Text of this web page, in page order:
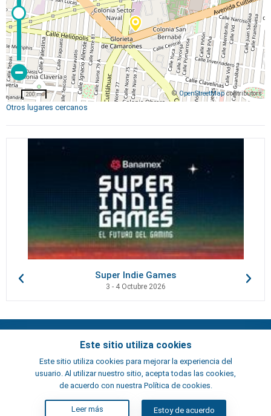
© OpenStreetMapcontributors
200 m
Otros lugares cercanos
Super Indie Games
3 - 4 Octubre 2026
Este sitio utiliza cookies
Este sitio utiliza cookies para mejorar la experiencia del
usuario. Al utilizar nuestro sitio, acepta todas las cookies,
de acuerdo con nuestra Política de cookies.
Leer más Estoy de acuerdo